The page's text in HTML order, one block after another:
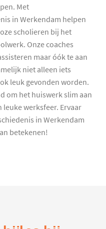
Met
in Werkendam helpen
scholieren bij het
Onze coaches
maar óók te aan
niet alleen iets
leuk gevonden worden.
om het huiswerk slim aan
werksfeer. Ervaar
in Werkendam
betekenen!